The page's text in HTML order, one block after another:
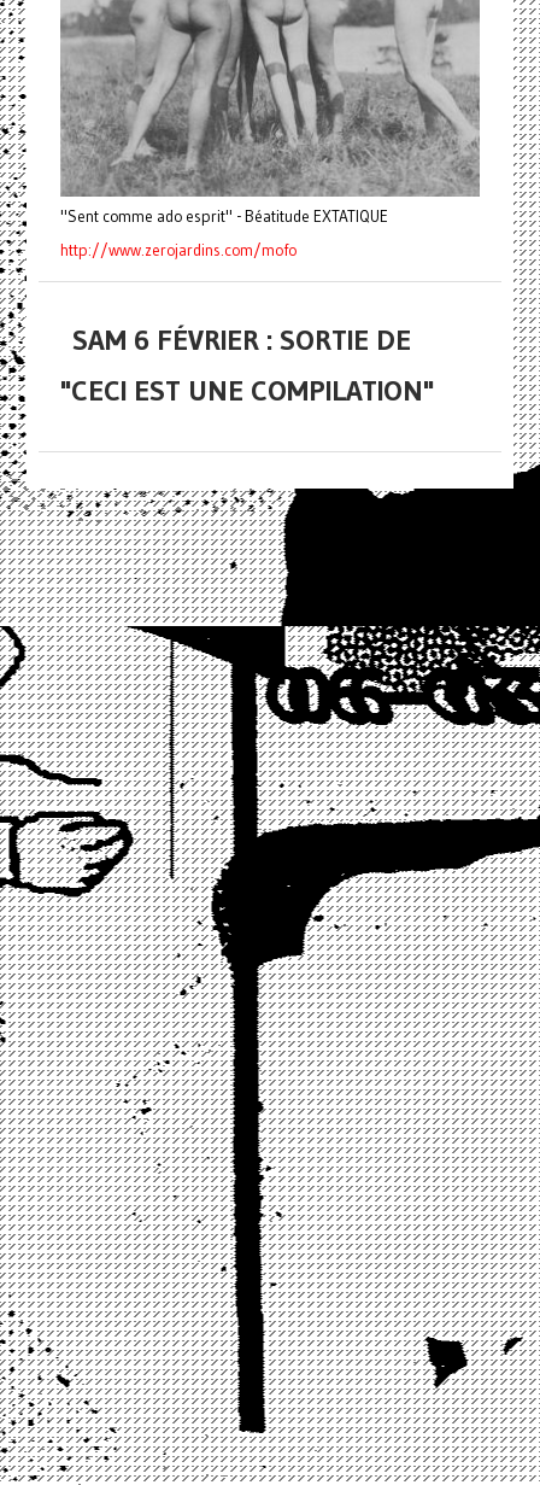
"Sent comme ado esprit" - Béatitude EXTATIQUE
http://www.zerojardins.com/mofo
SAM 6 FÉVRIER : SORTIE DE
"CECI EST UNE COMPILATION"